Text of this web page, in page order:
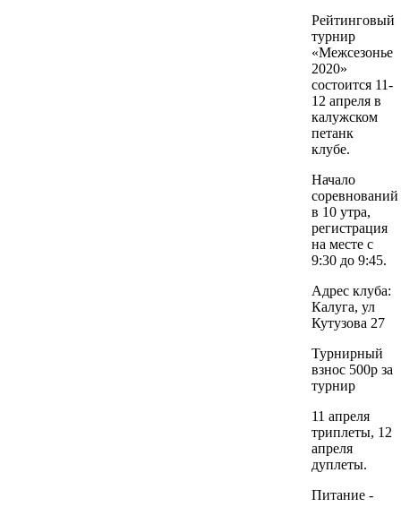
Рейтинговый
турнир
«Межсезонье
2020»
состоится 11-
12 апреля в
калужском
петанк
клубе.
Начало
соревнований
в 10 утра,
регистрация
на месте с
9:30 до 9:45.
Адрес клуба:
Калуга, ул
Кутузова 27
Турнирный
взнос 500р за
турнир
11 апреля
триплеты, 12
апреля
дуплеты.
Питание -